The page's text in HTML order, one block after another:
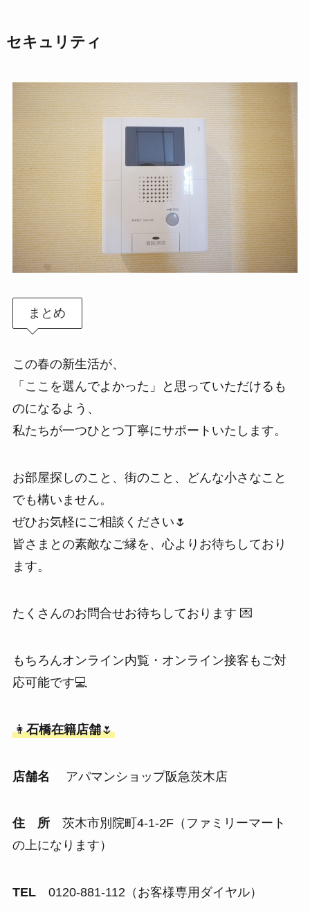
セキュリティ
まとめ
この春の新生活が、
「ここを選んでよかった」と思っていただけるも
のになるよう、
私たちが一つひとつ丁寧にサポートいたします。
お部屋探しのこと、街のこと、どんな小さなこと
でも構いません。
ぜひお気軽にご相談ください🌷
皆さまとの素敵なご縁を、心よりお待ちしており
ます。
たくさんのお問合せお待ちしております 💌
もちろんオンライン内覧・オンライン接客もご対
応可能です💻
👩石橋在籍店舗🌷
店舗名 アパマンショップ阪急茨木店
住 所茨木市別院町4-1-2F（ファミリーマート
の上になります）
TEL0120-881-112（お客様専用ダイヤル）